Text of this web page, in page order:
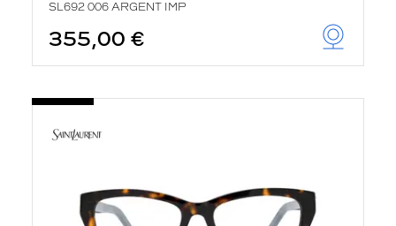
SL692 006 ARGENT IMP
355,00 €